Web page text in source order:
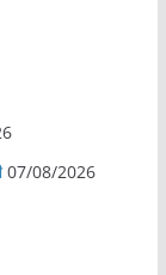
07/08/2026